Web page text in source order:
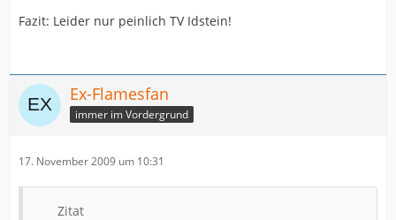
Fazit: Leider nur peinlich TV Idstein!
Ex-Flamesfan
immer im Vordergrund
17. November 2009 um 10:31
Zitat